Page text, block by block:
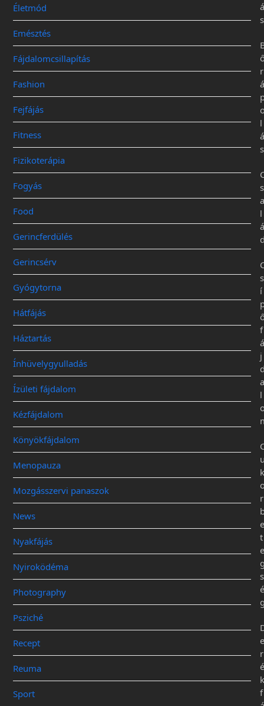
Életmód
Emésztés
Fájdalomcsillapítás
Fashion
Fejfájás
Fitness
Fizikoterápia
Fogyás
Food
Gerincferdülés
Gerincsérv
Gyógytorna
Hátfájás
Háztartás
Ínhüvelygyulladás
Ízületi fájdalom
Kézfájdalom
Könyökfájdalom
Menopauza
Mozgásszervi panaszok
News
Nyakfájás
Nyiroködéma
Photography
Psziché
Recept
Reuma
Sport
á
s
r
á
l
á
s
s
a
l
á
s
í
f
á
j
a
l
k
r
e
t
e
s
é
e
r
é
k
f